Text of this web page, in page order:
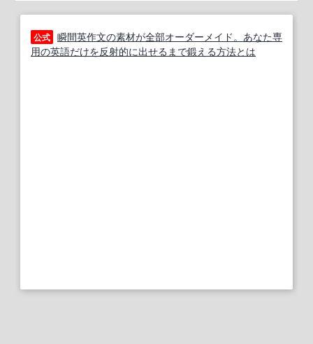
公式 瞬間英作文の素材が全部オーダーメイド。あなた専
用の英語だけを反射的に出せるまで鍛える方法とは